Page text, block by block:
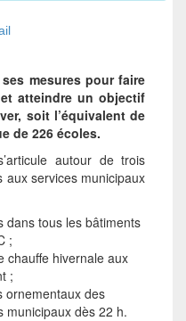
me­sures pour faire
atteindre un objectif
soit l’équi­valent de
de 226 écoles.
autour de trois
aux services municipaux
dans tous les bâtiments
;
chauffe hi­vernale aux
;
ornemen­taux des
municipaux dès 22 h.